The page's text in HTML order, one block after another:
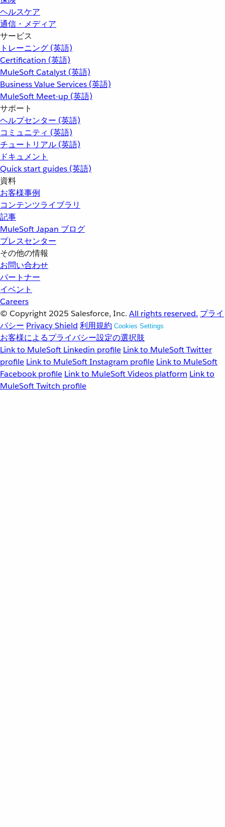
ヘルスケア
通信・メディア
サービス
トレーニング (英語)
Certification (英語)
MuleSoft Catalyst (英語)
Business Value Services (英語)
MuleSoft Meet-up (英語)
サポート
ヘルプセンター (英語)
コミュニティ (英語)
チュートリアル (英語)
ドキュメント
Quick start guides (英語)
資料
お客様事例
コンテンツライブラリ
記事
MuleSoft Japan ブログ
プレスセンター
その他の情報
お問い合わせ
パートナー
イベント
Careers
© Copyright 2025 Salesforce, Inc. All rights reserved. プライ
バシー Privacy Shield 利用規約 Cookies Settings
お客様によるプライバシー設定の選択肢
Link to MuleSoft Linkedin profile Link to MuleSoft Twitter
profile Link to MuleSoft Instagram profile Link to MuleSoft
Facebook profile Link to MuleSoft Videos platform Link to
MuleSoft Twitch profile